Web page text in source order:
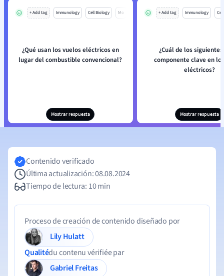
+ Add tag Immunology Cell Biology Mo
¿Qué usan los vuelos eléctricos en
lugar del combustible convencional?
Mostrar respuesta
+ Add tag Immunology
¿Cuál de los
componente clave en
eléctricos?
Mostrar respuesta
Contenido verificado
Última actualización: 08.08.2024
Tiempo de lectura: 10 min
Proceso de creación de contenido diseñado por
Lily Hulatt
Qualitédu contenu vérifiée par
Gabriel Freitas